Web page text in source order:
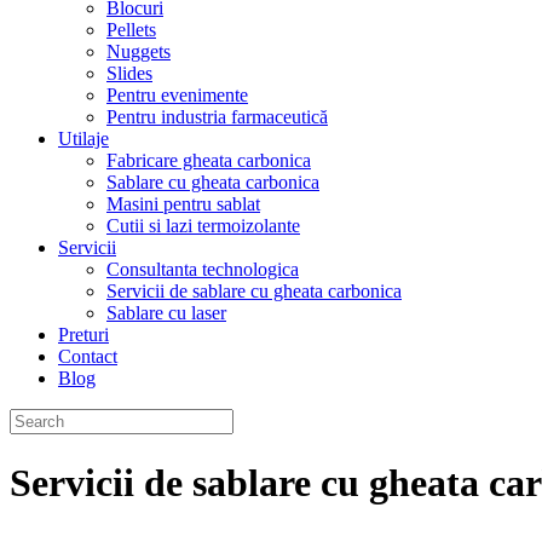
Blocuri
Pellets
Nuggets
Slides
Pentru evenimente
Pentru industria farmaceutică
Utilaje
Fabricare gheata carbonica
Sablare cu gheata carbonica
Masini pentru sablat
Cutii si lazi termoizolante
Servicii
Consultanta technologica
Servicii de sablare cu gheata carbonica
Sablare cu laser
Preturi
Contact
Blog
Servicii de sablare cu gheata